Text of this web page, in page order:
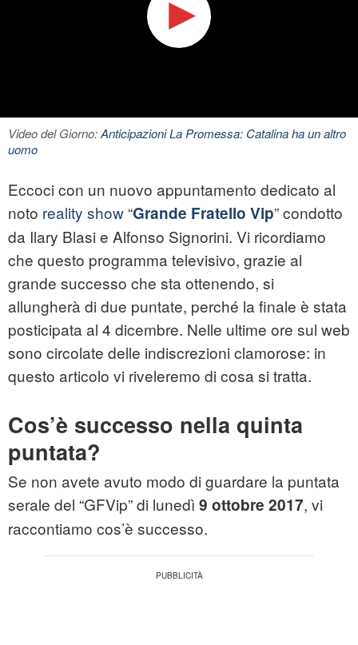
Video del Giorno:Anticipazioni La Promessa: Catalina ha un altro
uomo
Eccoci con un nuovo appuntamento dedicato al
noto reality show “Grande Fratello Vip” condotto
da Ilary Blasi e Alfonso Signorini. Vi ricordiamo
che questo programma televisivo, grazie al
grande successo che sta ottenendo, si
allungherà di due puntate, perché la finale è stata
posticipata al 4 dicembre. Nelle ultime ore sul web
sono circolate delle indiscrezioni clamorose: in
questo articolo vi riveleremo di cosa si tratta.
Cos’è successo nella quinta
puntata?
Se non avete avuto modo di guardare la puntata
serale del “GFVip” di lunedì 9 ottobre 2017, vi
raccontiamo cos’è successo.